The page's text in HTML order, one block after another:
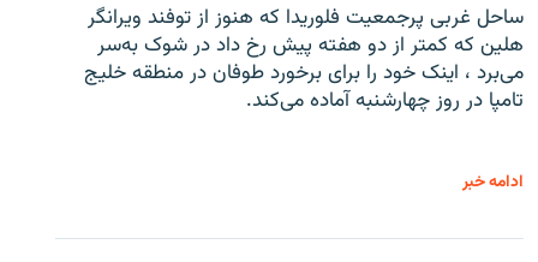
ساحل غربی پرجمعیت فلوریدا که هنوز از توفند ویرانگر
هلین که کمتر از دو هفته پیش رخ داد در شوک به‌سر
می‌برد ، اینک خود را برای برخورد طوفان در منطقه خلیج
تامپا در روز چهارشنبه آماده می‌کند.
ادامه خبر